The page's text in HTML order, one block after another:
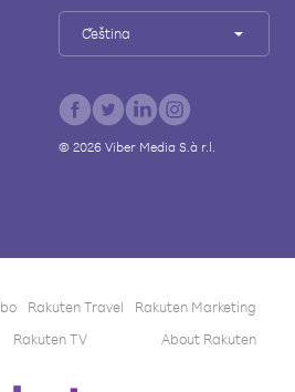
Čeština
© 2026Viber Media S.à r.l.
Rakuten Travel
Rakuten Marketing
Rakuten TV About Rakuten